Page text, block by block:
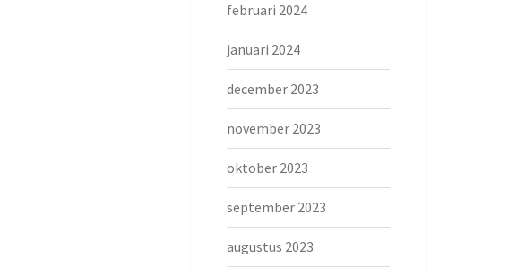
februari 2024
januari 2024
december 2023
november 2023
oktober 2023
september 2023
augustus 2023